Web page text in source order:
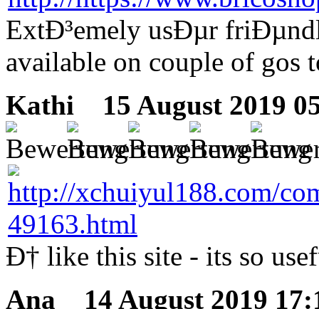
ExtÐ³emely usÐµr
available on couple of gos
Kathi
15 August 2019
Ð† like this site - its so
Ana
14 August 2019